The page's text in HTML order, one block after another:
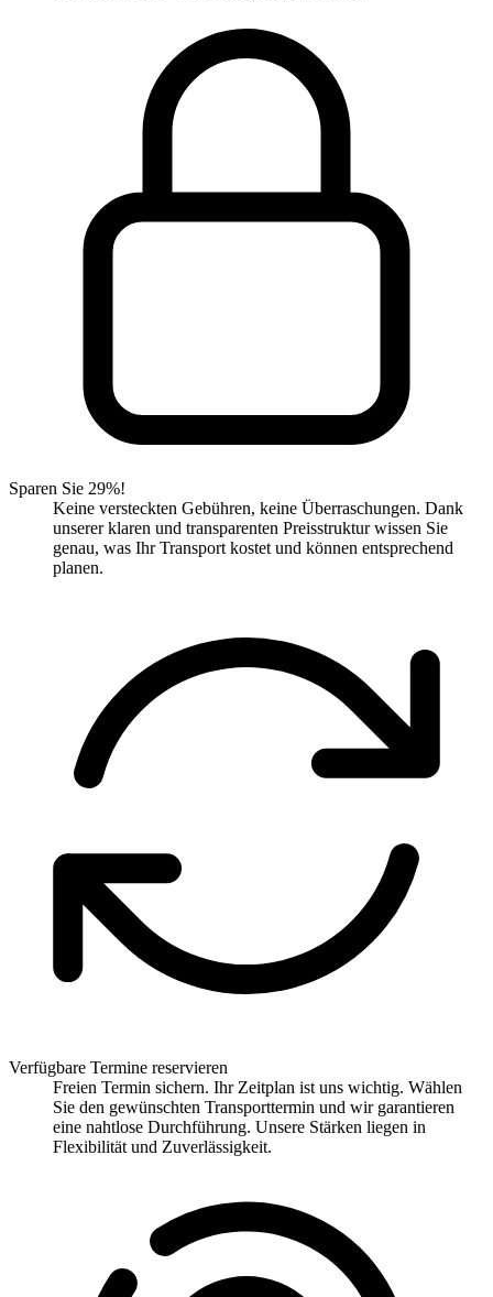
Sparen Sie 29%!
Keine versteckten Gebühren, keine Überraschungen. Dank
unserer klaren und transparenten Preisstruktur wissen Sie
genau, was Ihr Transport kostet und können entsprechend
planen.
Verfügbare Termine reservieren
Freien Termin sichern. Ihr Zeitplan ist uns wichtig. Wählen
Sie den gewünschten Transporttermin und wir garantieren
eine nahtlose Durchführung. Unsere Stärken liegen in
Flexibilität und Zuverlässigkeit.